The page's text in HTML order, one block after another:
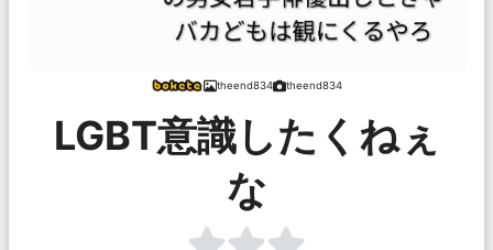
theend834 theend834
LGBT意識したくねぇ
な